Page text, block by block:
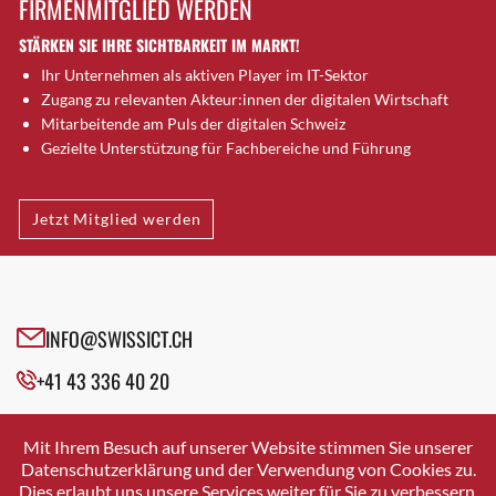
Brugg AG
Brütten
Bubendorf
Bubikon
Buchs (SG)
Bäretswil
Bülach
Cazis
Crissier
Davos Platz
Dierikon
Dietikon
FIRMENMITGLIED WERDEN
STÄRKEN SIE IHRE SICHTBARKEIT IM MARKT!
Ihr Unternehmen als aktiven Player im IT-Sektor
Zugang zu relevanten Akteur:innen der digitalen Wirtschaft
Mitarbeitende am Puls der digitalen Schweiz
Gezielte Unterstützung für Fachbereiche und Führung
Jetzt Mitglied werden
INFO@SWISSICT.CH
+41 43 336 40 20
SWISSICT
VULKANSTRASSE 120
8048 ZURICH
Mit Ihrem Besuch auf unserer Website stimmen Sie unserer
Datenschutzerklärung und der Verwendung von Cookies zu.
Dies erlaubt uns unsere Services weiter für Sie zu verbessern.